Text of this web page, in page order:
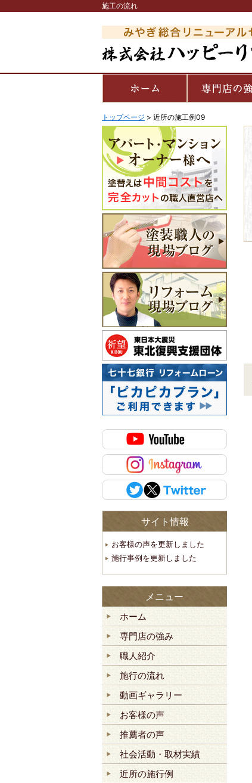
施工の流れ
トップページ > 近所の施工例09
サイト情報
お客様の声を更新しました
施行事例を更新しました
メニュー
ホーム
専門店の強み
職人紹介
施行の流れ
動画ギャラリー
お客様の声
推薦者の声
社会活動・取材実績
近所の施行例